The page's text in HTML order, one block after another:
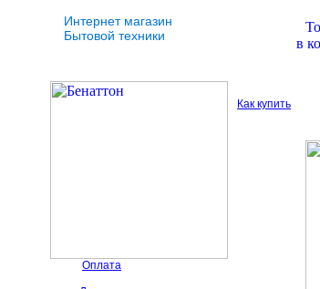
Интернет магазин
Бытовой техники
в
Как купить
Оплата